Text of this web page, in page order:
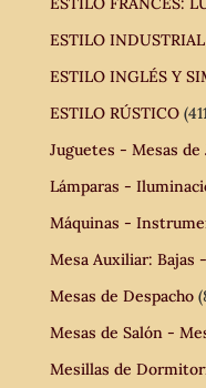
ESTILO INDUSTRIAL
ESTILO INGLÉS Y
ESTILO RÚSTICO
Juguetes - Mesas de
Lámparas -
Máquinas -
Mesa Auxiliar:
Mesas de Despacho
Mesas de Salón -
Mesillas de